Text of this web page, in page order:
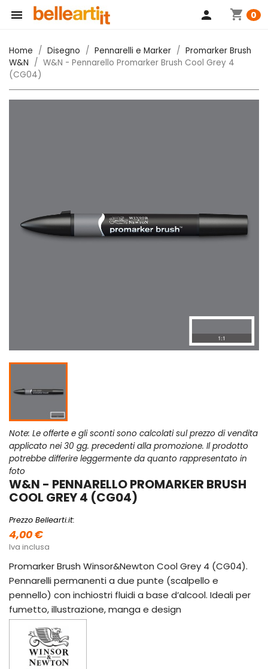
 shopping_cart 0
person
Home Disegno Pennarelli e Marker
Promarker Brush
W&N
W&N - Pennarello Promarker Brush Cool Grey 4
(CG04)
Note: Le offerte e gli sconti sono calcolati sul prezzo di vendita
applicato nei 30 gg. precedenti alla promozione. Il prodotto
potrebbe differire leggermente da quanto rappresentato in
foto
W&N - PENNARELLO PROMARKER BRUSH
COOL GREY 4 (CG04)
Prezzo Bellearti.it:
4,00 €
Iva inclusa
Promarker Brush Winsor&Newton Cool Grey 4 (CG04).
Pennarelli permanenti a due punte (scalpello e
pennello) con inchiostri fluidi a base d’alcool. Ideali per
fumetto, illustrazione, manga e design